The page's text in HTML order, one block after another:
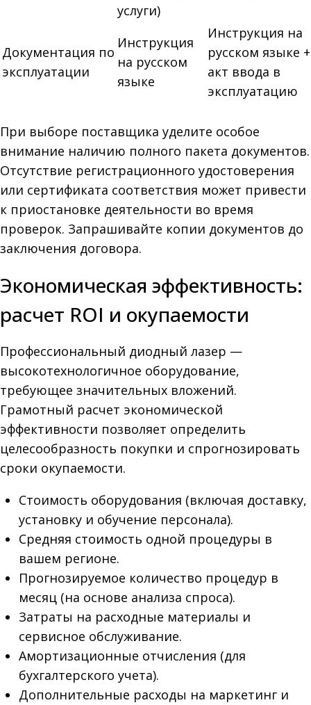
услуги)
Документация по
эксплуатации
Инструкция
на русском
языке
Инструкция на
русском языке +
акт ввода в
эксплуатацию
При выборе поставщика уделите особое
внимание наличию полного пакета документов.
Отсутствие регистрационного удостоверения
или сертификата соответствия может привести
к приостановке деятельности во время
проверок. Запрашивайте копии документов до
заключения договора.
Экономическая эффективность:
расчет ROI и окупаемости
Профессиональный диодный лазер —
высокотехнологичное оборудование,
требующее значительных вложений.
Грамотный расчет экономической
эффективности позволяет определить
целесообразность покупки и спрогнозировать
сроки окупаемости.
Стоимость оборудования (включая доставку,
установку и обучение персонала).
Средняя стоимость одной процедуры в
вашем регионе.
Прогнозируемое количество процедур в
месяц (на основе анализа спроса).
Затраты на расходные материалы и
сервисное обслуживание.
Амортизационные отчисления (для
бухгалтерского учета).
Дополнительные расходы на маркетинг и